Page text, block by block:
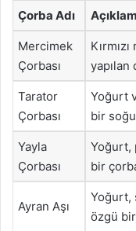
Çorba Adı
Mercimek
Çorbası
Tarator
Çorbası
Yoğurt
bir
Yayla
Çorbası
Yoğurt,
bir
Ayran Aşı
Yoğurt,
özgü